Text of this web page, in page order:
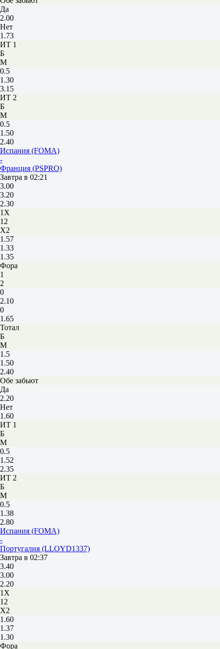
Да
2.00
Нет
1.73
ИТ 1
Б
М
0.5
1.30
3.15
ИТ 2
Б
М
0.5
1.50
2.40
Испания (FOMA)
-
Франция (PSPRO)
Завтра в 02:21
3.00
3.20
2.30
1X
12
X2
1.57
1.33
1.35
Фора
1
2
0
2.10
0
1.65
Тотал
Б
М
1.5
1.50
2.40
Обе забьют
Да
2.20
Нет
1.60
ИТ 1
Б
М
0.5
1.52
2.35
ИТ 2
Б
М
0.5
1.38
2.80
Испания (FOMA)
-
Португалия (LLOYD1337)
Завтра в 02:37
3.40
3.00
2.20
1X
12
X2
1.60
1.37
1.30
Фора